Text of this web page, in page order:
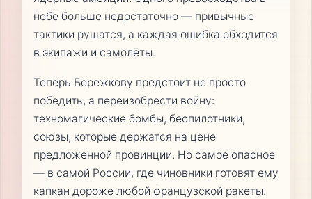
небе больше недостаточно — привычные
тактики рушатся, а каждая ошибка обходится
в экипажи и самолёты.
Теперь Бережкову предстоит не просто
победить, а переизобрести войну:
техномагические бомбы, беспилотники,
союзы, которые держатся на цене
предложенной провинции. Но самое опасное
— в самой России, где чиновники готовят ему
капкан дороже любой французской ракеты.